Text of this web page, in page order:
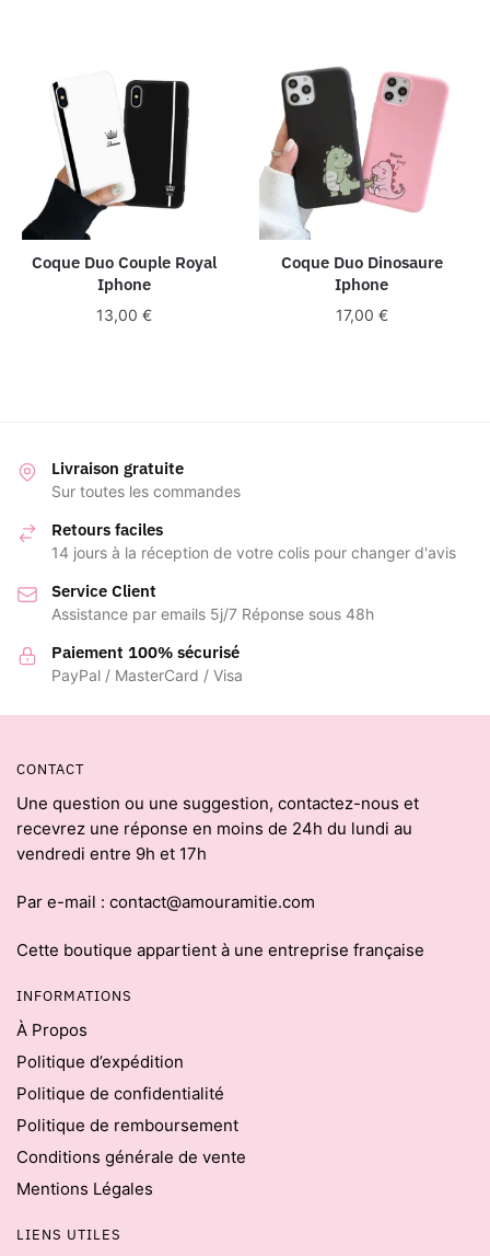
Coque Duo Couple Royal
Iphone
13,00€
Coque Duo Dinosaure
Iphone
17,00 €
Livraison gratuite
Sur toutes les commandes
Retours faciles
14 jours à la réception de votre colis pour changer d'avis
Service Client
Assistance par emails 5j/7 Réponse sous 48h
Paiement 100% sécurisé
PayPal / MasterCard / Visa
CONTACT
Une question ou une suggestion, contactez-nous et
recevrez une réponse en moins de 24h du lundi au
vendredi entre 9h et 17h
Par e-mail : contact@amouramitie.com
Cette boutique appartient à une entreprise française
INFORMATIONS
À Propos
Politique d’expédition
Politique de confidentialité
Politique de remboursement
Conditions générale de vente
Mentions Légales
LIENS UTILES